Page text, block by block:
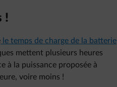
!
le temps de charge de la batterie
mettent plusieurs heures
à la puissance proposée à
voire moins !